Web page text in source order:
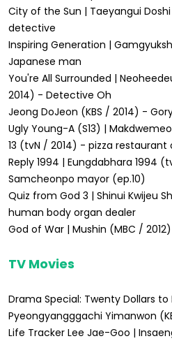
City of the Sun | Taeyangui
detective
Inspiring Generation |
Japanese man
You're All Surrounded |
2014) - Detective Oh
Jeong DoJeon (KBS / 2014) -
Ugly Young-A (S13) |
13 (tvN / 2014) - pizza restaurant
Reply 1994 | Eungdabhara 1994
Samcheonpo mayor (ep.10)
Quiz from God 3 | Shinui Kwijeu
human body organ dealer
God of War | Mushin (MBC / 2012)
TV Movies
Drama Special: Twenty Dollars to
Pyeongyangggachi Yimanwon
Life Tracker Lee Jae-Goo |